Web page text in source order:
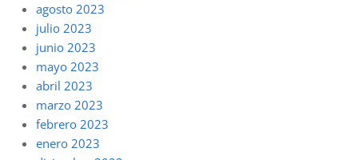
agosto 2023
julio 2023
junio 2023
mayo 2023
abril 2023
marzo 2023
febrero 2023
enero 2023